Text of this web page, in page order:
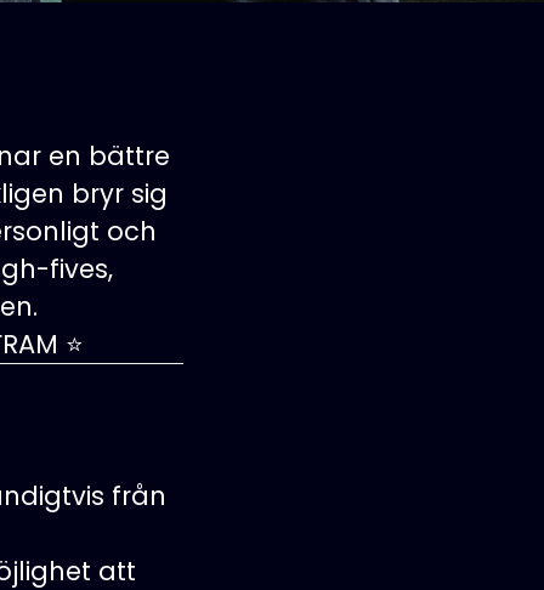
en bättre
bryr sig
och
fives,
⭐️
från
att